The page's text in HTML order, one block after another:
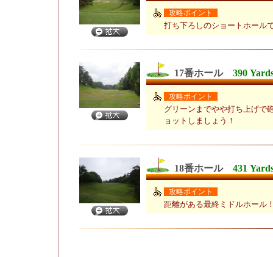
攻略ポイント
打ち下ろしのショートホール
17番ホール 390
攻略ポイント
グリーンまでやや打ち上げで
ョットしましょう！
18番ホール 431
攻略ポイント
距離がある最終ミドルホール